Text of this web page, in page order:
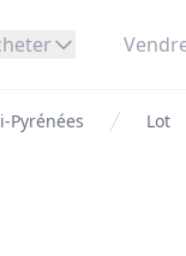
Pyrénées Lot